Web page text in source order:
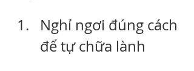
Nghỉ ngơi đúng cách
để tự chữa lành